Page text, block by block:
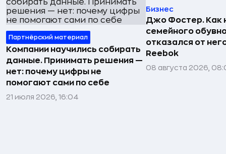
Партнёрский материал
Компании научились собирать
данные. Принимать решения —
нет: почему цифры не
помогают сами по себе
21 июля 2026, 16:04
Бизнес
Джо Фостер. Как
семейного
отказался от
Reebok
08 августа 2026,